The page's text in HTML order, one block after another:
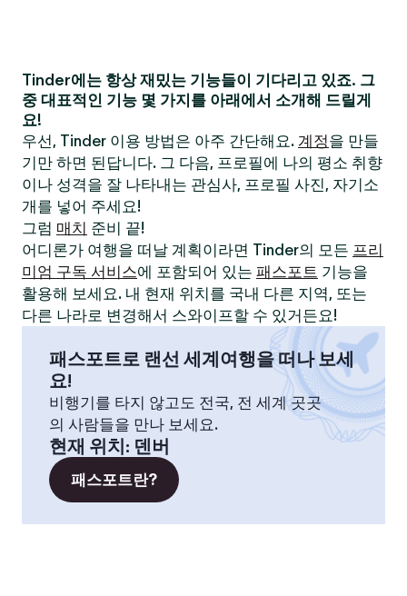
Tinder에는 항상 재밌는 기능들이 기다리고 있죠. 그
중 대표적인 기능 몇 가지를 아래에서 소개해 드릴게
요!
우선, Tinder 이용 방법은 아주 간단해요. 계정을 만들
기만 하면 된답니다. 그 다음, 프로필에 나의 평소 취향
이나 성격을 잘 나타내는 관심사, 프로필 사진, 자기소
개를 넣어 주세요!
그럼 매치 준비 끝!
어디론가 여행을 떠날 계획이라면 Tinder의 모든 프리
미엄 구독 서비스에 포함되어 있는 패스포트 기능을
활용해 보세요. 내 현재 위치를 국내 다른 지역, 또는
다른 나라로 변경해서 스와이프할 수 있거든요!
패스포트로 랜선 세계여행을 떠나 보세
요!
비행기를 타지 않고도 전국, 전 세계 곳곳
의 사람들을 만나 보세요.
현재 위치: 덴버
패스포트란?